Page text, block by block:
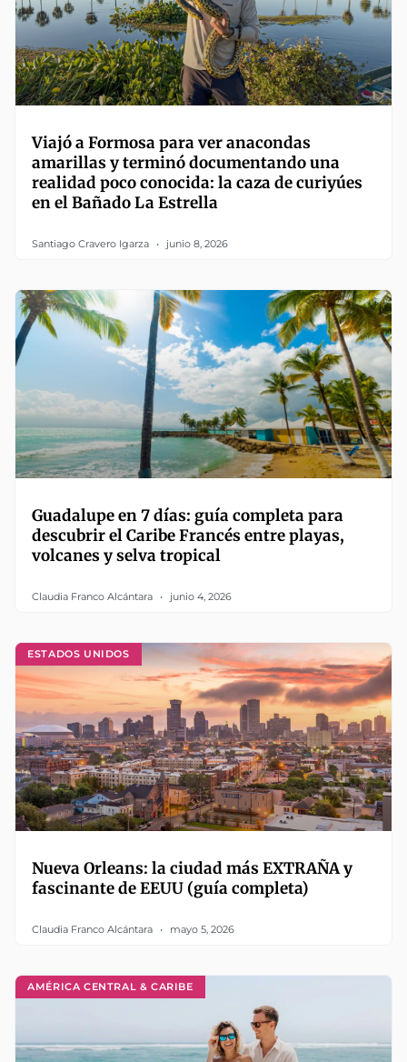
Viajó a Formosa para ver anacondas
amarillas y terminó documentando una
realidad poco conocida: la caza de curiyúes
en el Bañado La Estrella
Santiago Cravero Igarza junio 8, 2026
Guadalupe en 7 días: guía completa para
descubrir el Caribe Francés entre playas,
volcanes y selva tropical
Claudia Franco Alcántara junio 4, 2026
ESTADOS UNIDOS
Nueva Orleans: la ciudad más EXTRAÑA y
fascinante de EEUU (guía completa)
Claudia Franco Alcántara mayo 5, 2026
AMÉRICA CENTRAL & CARIBE